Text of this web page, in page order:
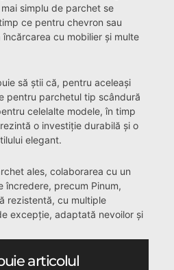
simplu de parchet se
ce pentru chevron sau
cu mobilier și multe
să știi că, pentru aceleași
pentru parchetul tip scândură
celelalte modele, în timp
o investiție durabilă și o
elegant.
ales, colaborarea cu un
încredere, precum Pinum,
rezistentă, cu multiple
excepție, adaptată nevoilor și
articolul